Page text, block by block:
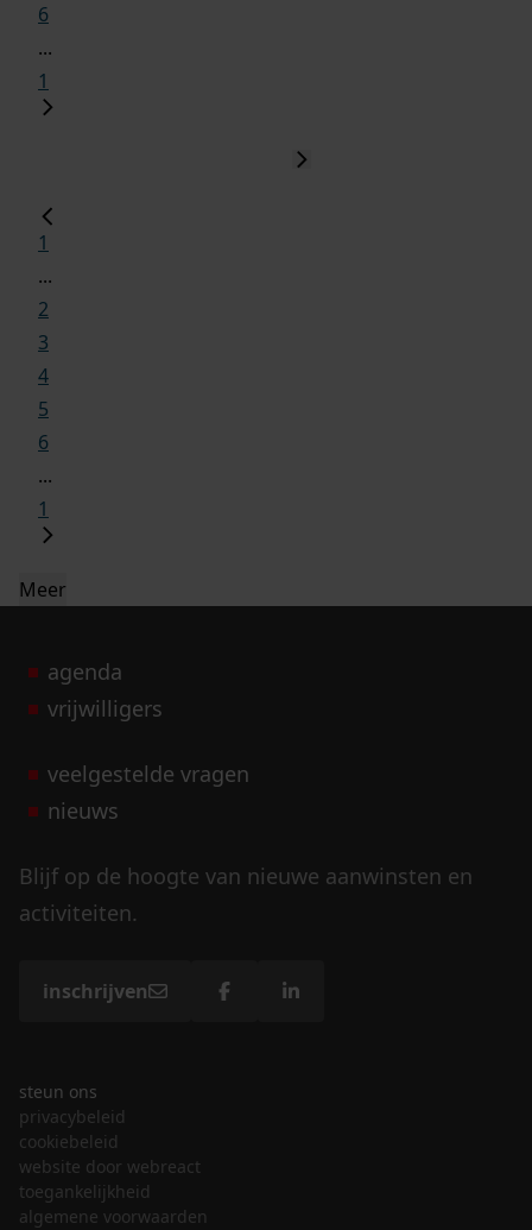
6
...
1
1
...
2
3
4
5
6
...
1
Meer
agenda
vrijwilligers
veelgestelde vragen
nieuws
Blijf op de hoogte van nieuwe aanwinsten en
activiteiten.
inschrijven
steun ons
privacybeleid
cookiebeleid
website door webreact
toegankelijkheid
algemene voorwaarden